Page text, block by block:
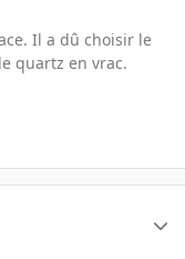
Il a dû choisir le
quartz en vrac.